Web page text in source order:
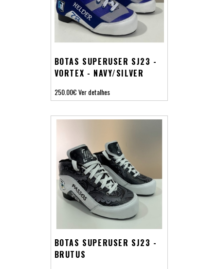
BOTAS SUPERUSER SJ23 -
VORTEX - NAVY/SILVER
250.00€Ver detalhes
BOTAS SUPERUSER SJ23 -
BRUTUS